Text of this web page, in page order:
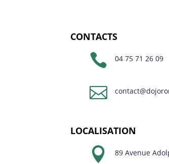
CONTACTS
 04 75 71 26 09

LOCALISATION
 89 Avenue